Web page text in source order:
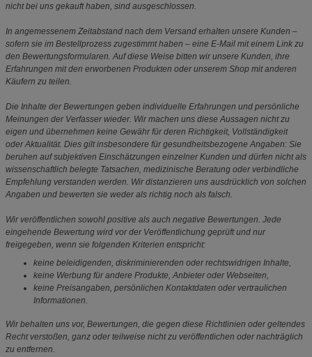
nicht bei uns gekauft haben, sind ausgeschlossen.
In angemessenem Zeitabstand nach dem Versand erhalten unsere Kunden –
sofern sie im Bestellprozess zugestimmt haben – eine E-Mail mit einem Link zu
den Bewertungsformularen. Auf diese Weise bitten wir unsere Kunden, ihre
Erfahrungen mit den erworbenen Produkten oder unserem Shop mit anderen
Käufern zu teilen.
Die Inhalte der Bewertungen geben individuelle Erfahrungen und persönliche
Meinungen der Verfasser wieder. Wir machen uns diese Aussagen nicht zu
eigen und übernehmen keine Gewähr für deren Richtigkeit, Vollständigkeit
oder Aktualität. Dies gilt insbesondere für gesundheitsbezogene Angaben: Sie
beruhen auf subjektiven Einschätzungen einzelner Kunden und dürfen nicht als
wissenschaftlich belegte Tatsachen, medizinische Beratung oder verbindliche
Empfehlung verstanden werden. Wir distanzieren uns ausdrücklich von solchen
Angaben und bewerten sie weder als richtig noch als falsch.
Wir veröffentlichen sowohl positive als auch negative Bewertungen. Jede
eingehende Bewertung wird vor der Veröffentlichung geprüft und nur
freigegeben, wenn sie folgenden Kriterien entspricht:
keine beleidigenden, diskriminierenden oder rechtswidrigen Inhalte,
keine Werbung für andere Produkte, Anbieter oder Webseiten,
keine Preisangaben, persönlichen Kontaktdaten oder vertraulichen
Informationen.
Wir behalten uns vor, Bewertungen, die gegen diese Richtlinien oder geltendes
Recht verstoßen, ganz oder teilweise nicht zu veröffentlichen oder nachträglich
zu entfernen.